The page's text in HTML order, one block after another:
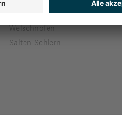
engel gourmet&spa
Welschnofen
Salten-Schlern